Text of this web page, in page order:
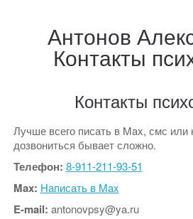
Антонов
Контакты
Контакты
Лучше всего писать в Max, смс или
дозвониться бывает сложно.
Телефон: 8-911-211-93-51
Max: Написать в Max
E-mail: antonovpsy@ya.ru